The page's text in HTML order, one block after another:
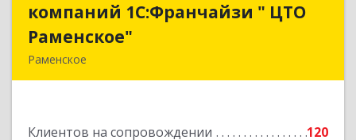
компаний 1С:Франчайзи " ЦТО
Раменское"
Раменское
Клиентов на сопровождении 120
компаний 1С:Франчайзи " ЦТО
Подробнее